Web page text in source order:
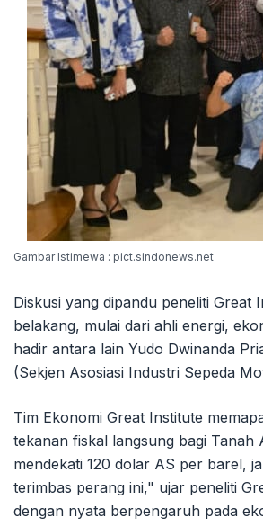
Gambar Istimewa : pict.sindonews.net
Diskusi yang dipandu peneliti
belakang, mulai dari ahli energi,
hadir antara lain Yudo Dwinanda
(Sekjen Asosiasi Industri Sepeda
Tim Ekonomi Great Institute
tekanan fiskal langsung bagi
mendekati 120 dolar AS per barel,
terimbas perang ini," ujar peneliti
dengan nyata berpengaruh pada